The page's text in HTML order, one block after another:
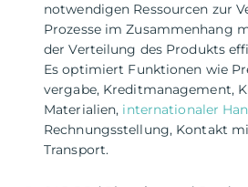
notwendigen Ressourcen zur
Prozesse im Zusammenhang
der Verteilung des Produkts
Es optimiert Funktionen wie
vergabe, Kreditmanagement,
Materialien, internationaler
Rechnungsstellung, Kontakt
Transport.